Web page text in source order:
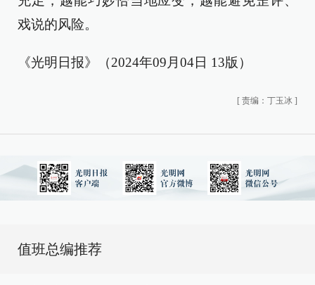
戏说的风险。
《光明日报》（2024年09月04日 13版）
[ 责编：丁玉冰 ]
值班总编推荐